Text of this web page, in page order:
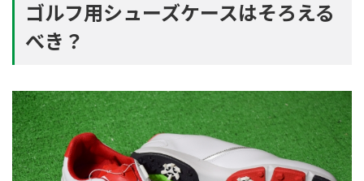
ゴルフ用シューズケースはそろえる
べき？